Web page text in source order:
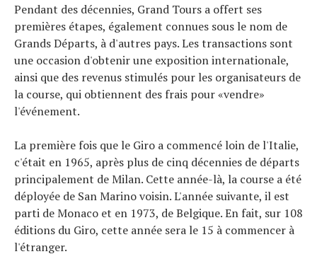
Pendant des décennies, Grand Tours a offert ses
premières étapes, également connues sous le nom de
Grands Départs, à d'autres pays. Les transactions sont
une occasion d'obtenir une exposition internationale,
ainsi que des revenus stimulés pour les organisateurs de
la course, qui obtiennent des frais pour «vendre»
l'événement.
La première fois que le Giro a commencé loin de l'Italie,
c'était en 1965, après plus de cinq décennies de départs
principalement de Milan. Cette année-là, la course a été
déployée de San Marino voisin. L'année suivante, il est
parti de Monaco et en 1973, de Belgique. En fait, sur 108
éditions du Giro, cette année sera le 15 à commencer à
l'étranger.
À propos